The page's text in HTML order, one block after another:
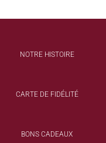
NOTRE HISTOIRE
CARTE DE FIDÉLITÉ
BONS CADEAUX